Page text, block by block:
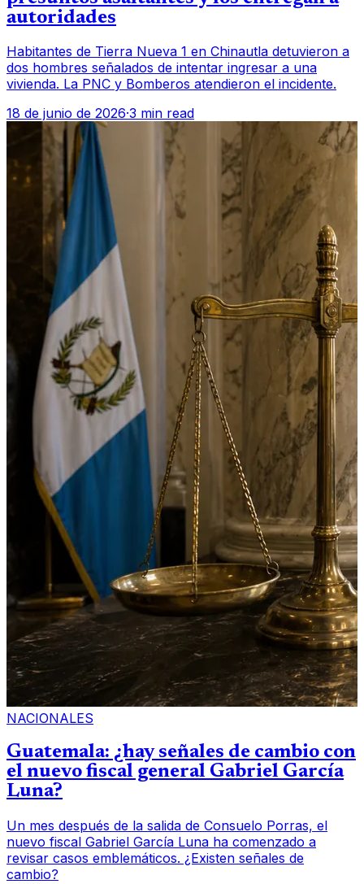
autoridades
Habitantes de Tierra Nueva 1 en Chinautla detuvieron a
dos hombres señalados de intentar ingresar a una
vivienda. La PNC y Bomberos atendieron el incidente.
18 de junio de 2026·3 min read
NACIONALES
Guatemala: ¿hay señales de cambio con
el nuevo fiscal general Gabriel García
Luna?
Un mes después de la salida de Consuelo Porras, el
nuevo fiscal Gabriel García Luna ha comenzado a
revisar casos emblemáticos. ¿Existen señales de
cambio?